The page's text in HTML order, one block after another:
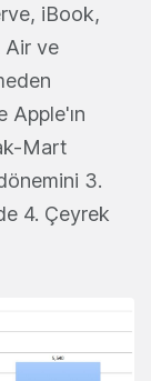
iBook,
ve
Apple'ın
Mart
3.
4. Çeyrek